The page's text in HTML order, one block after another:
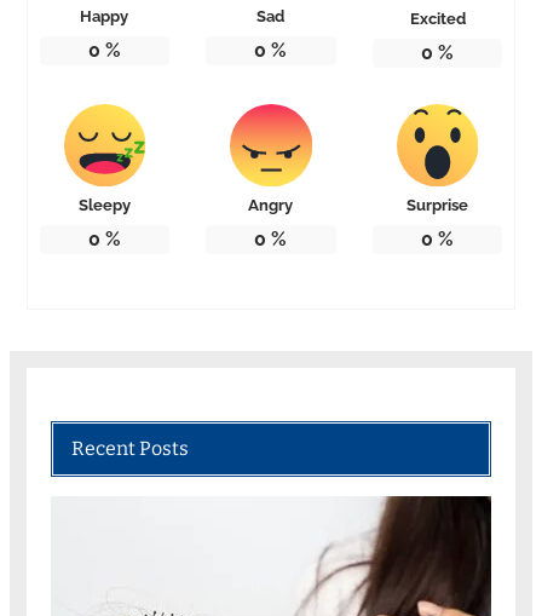
Happy
0 %
Sad
0 %
Excited
0 %
Sleepy
0 %
Angry
0 %
Surprise
0 %
Recent Posts